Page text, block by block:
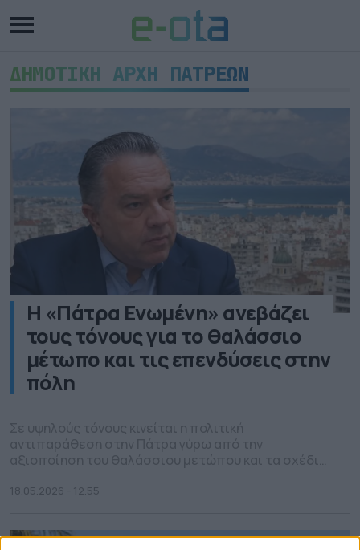
ΔΗΜΟΤΙΚΗ ΑΡΧΗ ΠΑΤΡΕΩΝ
Η «Πάτρα Ενωμένη» ανεβάζει
τους τόνους για το θαλάσσιο
μέτωπο και τις επενδύσεις στην
πόλη
δημοτική παράταξη «Πάτρα Ενωμένη» να εξαπολύει
υπενθυμίζει ότι το 2018 η κυβέρνηση ΣΥΡΙΖΑ
18.05.2026 - 12.55